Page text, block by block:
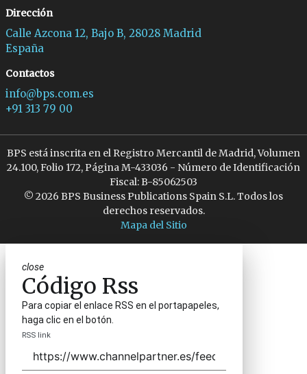
Dirección
Calle Azcona 12, Bajo B, 28028 Madrid
España
Contactos
info@bps.com.es
+91 313 79 00
BPS está inscrita en el Registro Mercantil de Madrid, Volumen
24.100, Folio 172, Página M-433036 - Número de Identificación
Fiscal: B-85062503
© 2026 BPS Business Publications Spain S.L. Todos los
derechos reservados.
Mapa del Sitio
close
Código Rss
Para copiar el enlace RSS en el portapapeles,
haga clic en el botón.
RSS link